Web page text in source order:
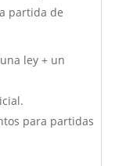
partida de
ley + un
para partidas